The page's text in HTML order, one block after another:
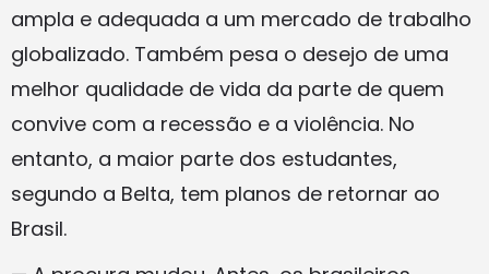
ampla e adequada a um mercado de trabalho
globalizado. Também pesa o desejo de uma
melhor qualidade de vida da parte de quem
convive com a recessão e a violência. No
entanto, a maior parte dos estudantes,
segundo a Belta, tem planos de retornar ao
Brasil.